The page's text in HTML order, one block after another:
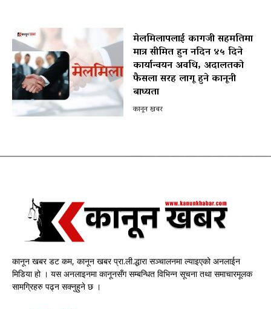
मेलमिलापलाई कागजी सहमतिमा
मात्र सीमित हुन नदिन ४५ दिने
कार्यान्वयन अवधि, अदालतको
फैसला सरह लागू हुने कानूनी
बाध्यता
कानून खबर
कानून खबर डट कम, कानून खबर प्रा.ली.द्धारा सञ्चालनमा ल्याइएको अनलाईन
मिडिया हो । यस अनलाइनमा कानूनसँग सम्बन्धित विभिन्न सूचना तथा समाचारमूलक
सामग्रिहरु पढ्न सक्नुहुने छ ।